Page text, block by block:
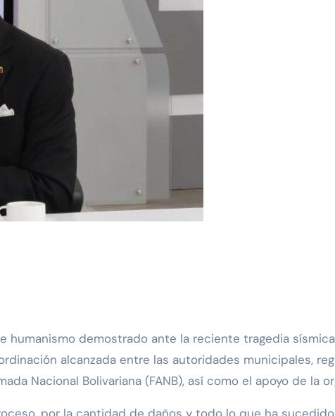
alcanzada entre las autoridades municipales,
Nacional Bolivariana (FANB), así como el apoyo de la
por la cantidad de daños y todo lo que ha